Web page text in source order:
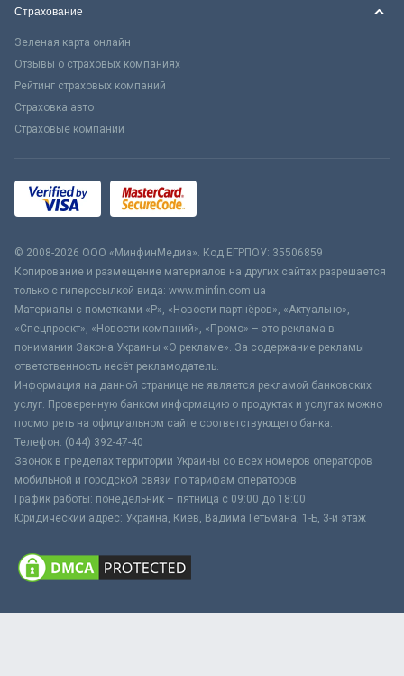
Страхование
Зеленая карта онлайн
Отзывы о страховых компаниях
Рейтинг страховых компаний
Страховка авто
Страховые компании
© 2008-2026 ООО «МинфинМедиа». Код ЕГРПОУ: 35506859
Копирование и размещение материалов на других сайтах разрешается
только с гиперссылкой вида: www.minfin.com.ua
Материалы с пометками «Р», «Новости партнёров», «Актуально»,
«Спецпроект», «Новости компаний», «Промо» – это реклама в
понимании Закона Украины «О рекламе». За содержание рекламы
ответственность несёт рекламодатель.
Информация на данной странице не является рекламой банковских
услуг. Проверенную банком информацию о продуктах и услугах можно
посмотреть на официальном сайте соответствующего банка.
Телефон: (044) 392-47-40
Звонок в пределах территории Украины со всех номеров операторов
мобильной и городской связи по тарифам операторов
График работы: понедельник – пятница с 09:00 до 18:00
Юридический адрес: Украина, Киев, Вадима Гетьмана, 1-Б, 3-й этаж